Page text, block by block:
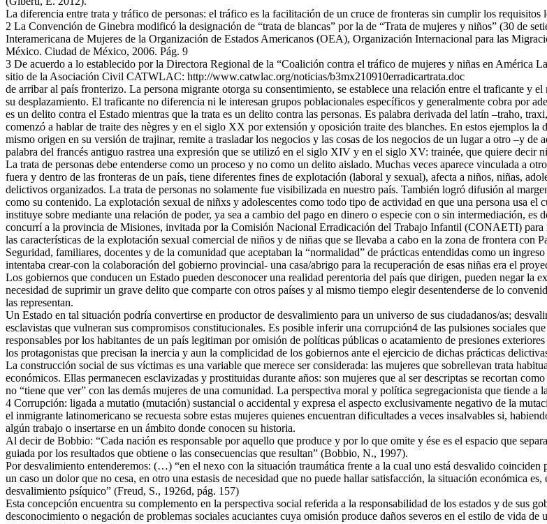
La diferencia entre trata y tráfico de personas: el tráfico es la facilitación de un cruce de fronteras sin cumplir los requisitos
2 La Convención de Ginebra modificó la designación de “trata de blancas” por la de “Trata de mujeres y niños” (30 de
Interamericana de Mujeres de la Organización de Estados Americanos (OEA), Organización Internacional para las
México. Ciudad de México, 2006. Pág. 9
3 De acuerdo a lo establecido por la Directora Regional de la “Coalición contra el tráfico de mujeres y niñas en América
sitio de la Asociación Civil CATWLAC: http://www.catwlac.org/noticias/b3mx210910erradicartrata.doc
de arribar al país fronterizo. La persona migrante otorga su consentimiento, se establece una relación entre el traficante y
su desplazamiento. El traficante no diferencia ni le interesan grupos poblacionales específicos y generalmente cobra por
es un delito contra el Estado mientras que la trata es un delito contra las personas. Es palabra derivada del latín –traho,
comenzó a hablar de traite des nègres y en el siglo XX por extensión y oposición traite des blanches. En estos ejemplos
mismo origen en su versión de trajinar, remite a trasladar los negocios y las cosas de los negocios de un lugar a otro –y
palabra del francés antiguo rastrea una expresión que se utilizó en el siglo XIV y en el siglo XV: trainée, que quiere decir
La trata de personas debe entenderse como un proceso y no como un delito aislado. Muchas veces aparece vinculada a
fuera y dentro de las fronteras de un país, tiene diferentes fines de explotación (laboral y sexual), afecta a niños, niñas,
delictivos organizados. La trata de personas no solamente fue visibilizada en nuestro país. También logró difusión al
como su contenido. La explotación sexual de niñxs y adolescentes como todo tipo de actividad en que una persona usa el
instituye sobre mediante una relación de poder, ya sea a cambio del pago en dinero o especie con o sin intermediación,
concurrí a la provincia de Misiones, invitada por la Comisión Nacional Erradicación del Trabajo Infantil (CONAETI) para
las características de la explotación sexual comercial de niños y de niñas que se llevaba a cabo en la zona de frontera
Seguridad, familiares, docentes y de la comunidad que aceptaban la “normalidad” de prácticas entendidas como un
intentaba crear-con la colaboración del gobierno provincial- una casa/abrigo para la recuperación de esas niñas era el
Los gobiernos que conducen un Estado pueden desconocer una realidad perentoria del país que dirigen, pueden negar la
necesidad de suprimir un grave delito que comparte con otros países y al mismo tiempo elegir desentenderse de lo
las representan.
Un Estado en tal situación podría convertirse en productor de desvalimiento para un universo de sus ciudadanos/as;
esclavistas que vulneran sus compromisos constitucionales. Es posible inferir una corrupción4 de las pulsiones sociales
responsables por los habitantes de un país legitiman por omisión de políticas públicas o acatamiento de presiones
los protagonistas que precisan la inercia y aun la complicidad de los gobiernos ante el ejercicio de dichas prácticas
La construcción social de sus víctimas es una variable que merece ser considerada: las mujeres que sobrellevan trata
económicos. Ellas permanecen esclavizadas y prostituidas durante años: son mujeres que al ser descriptas se recortan
no “tiene que ver” con las demás mujeres de una comunidad. La perspectiva moral y política segregacionista que tiende
4 Corrupción: ligada a mutatio (mutación) sustancial o accidental y expresa el aspecto exclusivamente negativo de la
el inmigrante latinomericano se recuesta sobre estas mujeres quienes encuentran dificultades a veces insalvables si,
algún trabajo o insertarse en un ámbito donde conocen su historia.
Al decir de Bobbio: “Cada nación es responsable por aquello que produce y por lo que omite y ése es el espacio que
guiada por los resultados que obtiene o las consecuencias que resultan” (Bobbio, N., 1997).
Por desvalimiento entenderemos: (…) “en el nexo con la situación traumática frente a la cual uno está desvalido
un caso un dolor que no cesa, en otro una estasis de necesidad que no puede hallar satisfacción, la situación económica
desvalimiento psíquico” (Freud, S., 1926d, pág. 157)
Esta concepción encuentra su complemento en la perspectiva social referida a la responsabilidad de los estados y de sus
desconocimiento o negación de problemas sociales acuciantes cuya omisión produce daños severos en el estilo de vida de